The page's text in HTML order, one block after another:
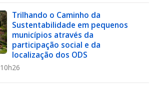
Trilhando o Caminho da
Sustentabilidade em pequenos
municípios através da
participação social e da
localização dos ODS
10h26